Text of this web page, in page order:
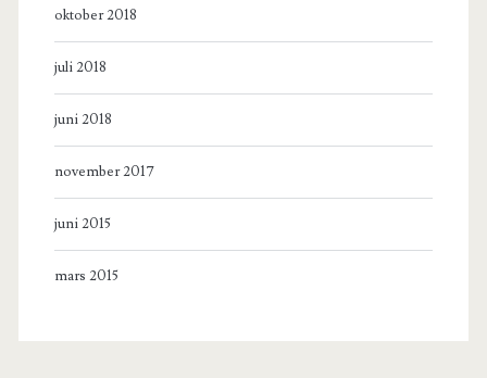
oktober 2018
juli 2018
juni 2018
november 2017
juni 2015
mars 2015